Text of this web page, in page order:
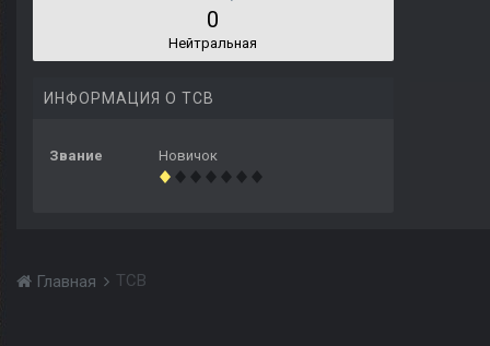
0
Нейтральная
ИНФОРМАЦИЯ О TCB
Звание Новичок
Главная TCB